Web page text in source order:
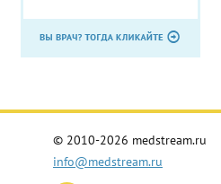
© 2010-2026 medstream.ru
info@medstream.ru